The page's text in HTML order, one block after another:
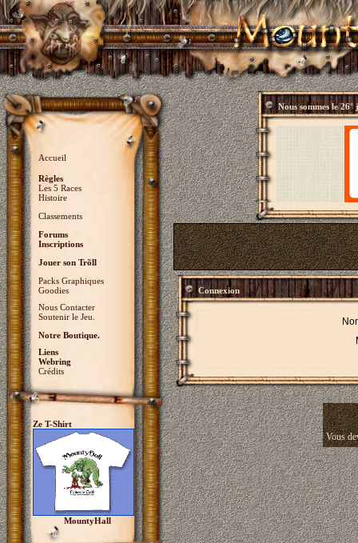
Accueil
Règles
Les 5 Races
Histoire
Classements
Forums
Inscriptions
Jouer son Trõll
Packs Graphiques
Goodies
Nous Contacter
Soutenir le Jeu.
Notre Boutique.
Liens
Webring
Crédits
Ze T-Shirt
MountyHall
Nous sommes le26°
Connexion
Vous